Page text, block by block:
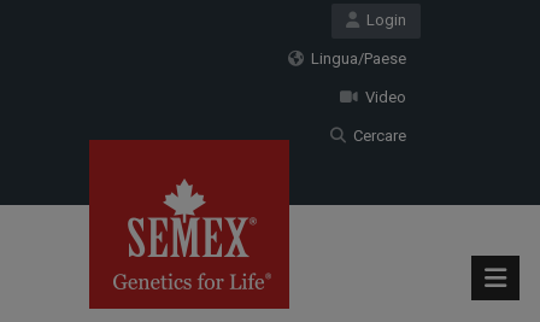
Login
Lingua/Paese
Video
Cercare